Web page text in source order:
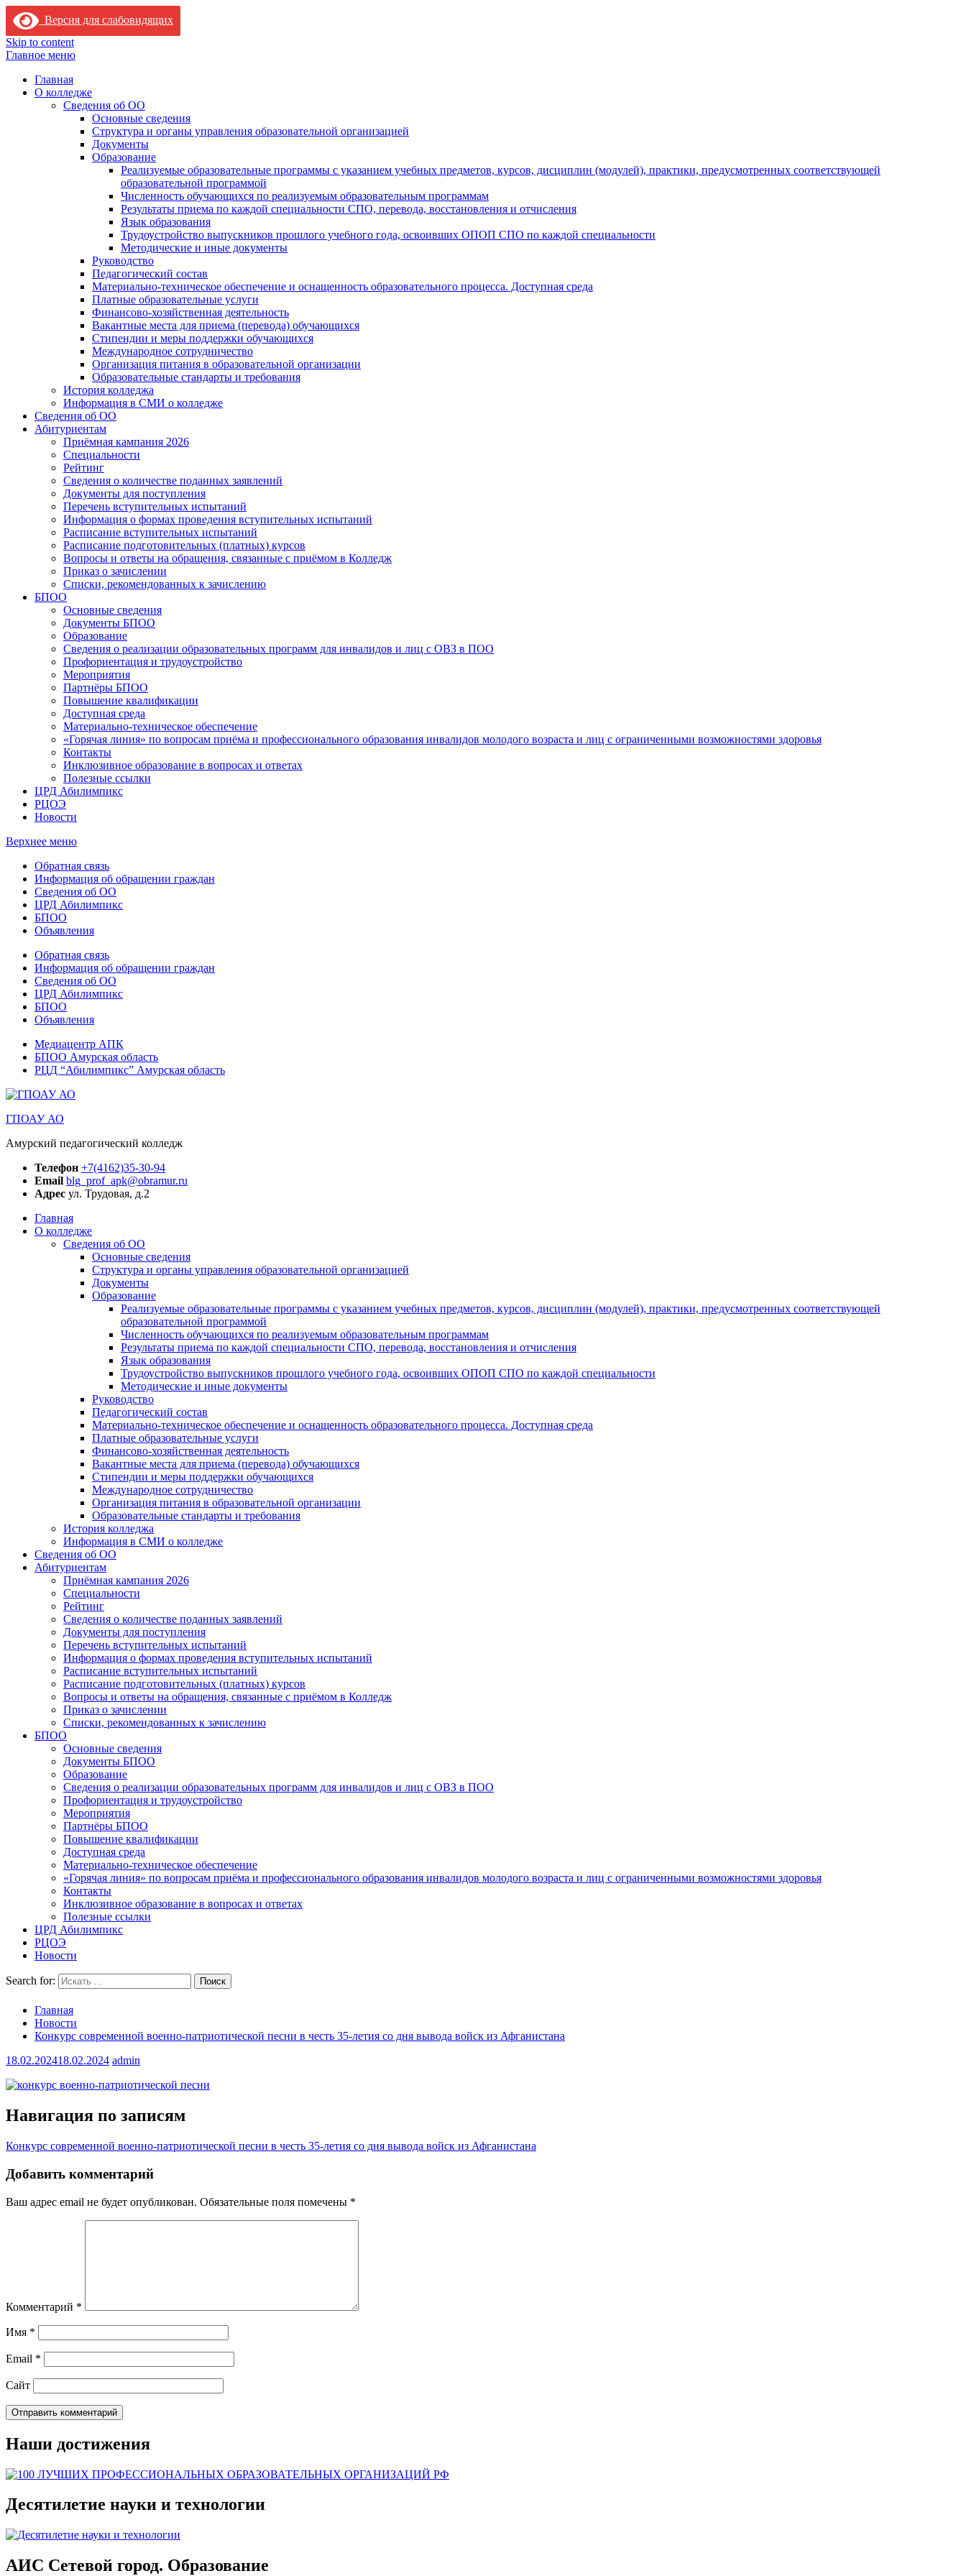
Версия для слабовидящих
Skip to content
Главное меню
Главная
О колледже
Сведения об ОО
Основные сведения
Структура и органы управления образовательной организацией
Документы
Образование
Реализуемые образовательные программы с указанием учебных предметов, курсов, дисциплин (модулей), практики, предусмотренных соответствующей
образовательной программой
Численность обучающихся по реализуемым образовательным программам
Результаты приема по каждой специальности СПО, перевода, восстановления и отчисления
Язык образования
Трудоустройство выпускников прошлого учебного года, освоивших ОПОП СПО по каждой специальности
Методические и иные документы
Руководство
Педагогический состав
Материально-техническое обеспечение и оснащенность образовательного процесса. Доступная среда
Платные образовательные услуги
Финансово-хозяйственная деятельность
Вакантные места для приема (перевода) обучающихся
Стипендии и меры поддержки обучающихся
Международное сотрудничество
Организация питания в образовательной организации
Образовательные стандарты и требования
История колледжа
Информация в СМИ о колледже
Сведения об ОО
Абитуриентам
Приёмная кампания 2026
Специальности
Рейтинг
Сведения о количестве поданных заявлений
Документы для поступления
Перечень вступительных испытаний
Информация о формах проведения вступительных испытаний
Расписание вступительных испытаний
Расписание подготовительных (платных) курсов
Вопросы и ответы на обращения, связанные с приёмом в Колледж
Приказ о зачислении
Списки, рекомендованных к зачислению
БПОО
Основные сведения
Документы БПОО
Образование
Сведения о реализации образовательных программ для инвалидов и лиц с ОВЗ в ПОО
Профориентация и трудоустройство
Мероприятия
Партнёры БПОО
Повышение квалификации
Доступная среда
Материально-техническое обеспечение
«Горячая линия» по вопросам приёма и профессионального образования инвалидов молодого возраста и лиц с ограниченными возможностями здоровья
Контакты
Инклюзивное образование в вопросах и ответах
Полезные ссылки
ЦРД Абилимпикс
РЦОЭ
Новости
Верхнее меню
Обратная связь
Информация об обращении граждан
Сведения об ОО
ЦРД Абилимпикс
БПОО
Объявления
Обратная связь
Информация об обращении граждан
Сведения об ОО
ЦРД Абилимпикс
БПОО
Объявления
Медиацентр АПК
БПОО Амурская область
РЦД “Абилимпикс” Амурская область
ГПОАУ АО
Амурский педагогический колледж
Телефон +7(4162)35-30-94
Email blg_prof_apk@obramur.ru
Адрес ул. Трудовая, д.2
Главная
О колледже
Сведения об ОО
Основные сведения
Структура и органы управления образовательной организацией
Документы
Образование
Реализуемые образовательные программы с указанием учебных предметов, курсов, дисциплин (модулей), практики, предусмотренных соответствующей
образовательной программой
Численность обучающихся по реализуемым образовательным программам
Результаты приема по каждой специальности СПО, перевода, восстановления и отчисления
Язык образования
Трудоустройство выпускников прошлого учебного года, освоивших ОПОП СПО по каждой специальности
Методические и иные документы
Руководство
Педагогический состав
Материально-техническое обеспечение и оснащенность образовательного процесса. Доступная среда
Платные образовательные услуги
Финансово-хозяйственная деятельность
Вакантные места для приема (перевода) обучающихся
Стипендии и меры поддержки обучающихся
Международное сотрудничество
Организация питания в образовательной организации
Образовательные стандарты и требования
История колледжа
Информация в СМИ о колледже
Сведения об ОО
Абитуриентам
Приёмная кампания 2026
Специальности
Рейтинг
Сведения о количестве поданных заявлений
Документы для поступления
Перечень вступительных испытаний
Информация о формах проведения вступительных испытаний
Расписание вступительных испытаний
Расписание подготовительных (платных) курсов
Вопросы и ответы на обращения, связанные с приёмом в Колледж
Приказ о зачислении
Списки, рекомендованных к зачислению
БПОО
Основные сведения
Документы БПОО
Образование
Сведения о реализации образовательных программ для инвалидов и лиц с ОВЗ в ПОО
Профориентация и трудоустройство
Мероприятия
Партнёры БПОО
Повышение квалификации
Доступная среда
Материально-техническое обеспечение
«Горячая линия» по вопросам приёма и профессионального образования инвалидов молодого возраста и лиц с ограниченными возможностями здоровья
Контакты
Инклюзивное образование в вопросах и ответах
Полезные ссылки
ЦРД Абилимпикс
РЦОЭ
Новости
Search for:
Главная
Новости
Конкурс современной военно-патриотической песни в честь 35-летия со дня вывода войск из Афганистана
18.02.202418.02.2024 admin
Навигация по записям
Конкурс современной военно-патриотической песни в честь 35-летия со дня вывода войск из Афганистана
Добавить комментарий
Ваш адрес email не будет опубликован. Обязательные поля помечены *
Комментарий *
Имя *
Email *
Сайт
Наши достижения
Десятилетие науки и технологии
АИС Сетевой город. Образование